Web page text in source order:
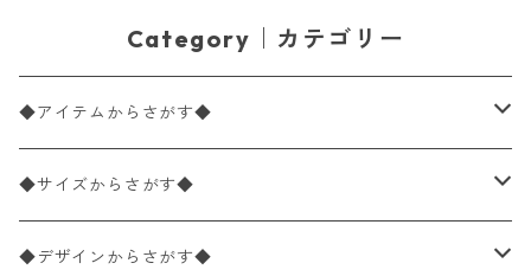
Category｜カテゴリー
◆アイテムからさがす◆
ペーパーナプキン2枚バラ売り
ペーパーナプキン1枚バラ売り
◆サイズからさがす◆
33×33cm（ランチサイズ）
◆デザインからさがす◆